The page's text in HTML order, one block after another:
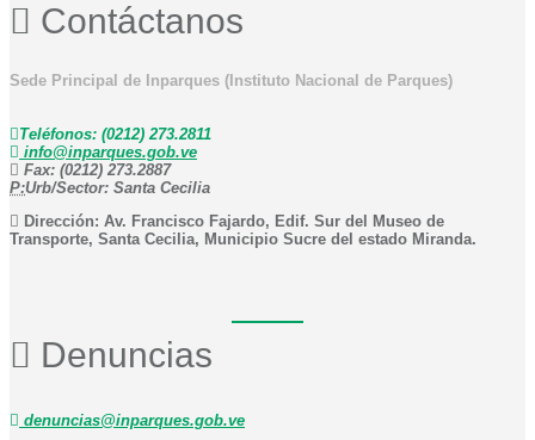
Contáctanos
Sede Principal de Inparques (Instituto Nacional de Parques)
Teléfonos: (0212) 273.2811
info@inparques.gob.ve
Fax: (0212) 273.2887
P:Urb/Sector: Santa Cecilia
Dirección: Av. Francisco Fajardo, Edif. Sur del Museo de
Transporte, Santa Cecilia, Municipio Sucre del estado Miranda.
Denuncias
denuncias@inparques.gob.ve